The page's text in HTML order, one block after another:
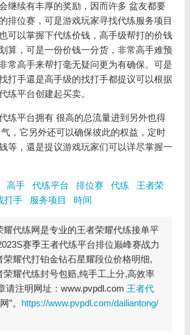
续有丰厚的奖励，因而许多 盆友都要
排位赛，可是游戏玩家寻找代练服务项目
可以掌握下代练价钱，高手级帮打的价钱
算，可是一份价钱一分货，非常高手难预
常高手来帮打毫无疑问更为有确保。可是
打手還是高手级的找打手都提议可以根据
练平台创建起买卖。
平台拥有 很高的总流量进到另外也得
，它另外还可以确保彼此的权益，定时
等，還是提议游戏玩家们可以详尽掌握一
高手 代练平台 排位赛 代练
王者荣
打手 服务项目 時间
耀代练网是专业的王者荣耀代练接单平
赛季王者代练平台排位巅峰赛战力
荣耀代打铂金钻石星耀段位价格明细,
荣耀代练封号包赔,纯手工上分,高效率
请注明网址：www.pvpdl.com 王者代
”。 https://www.pvpdl.com/dailiantong/